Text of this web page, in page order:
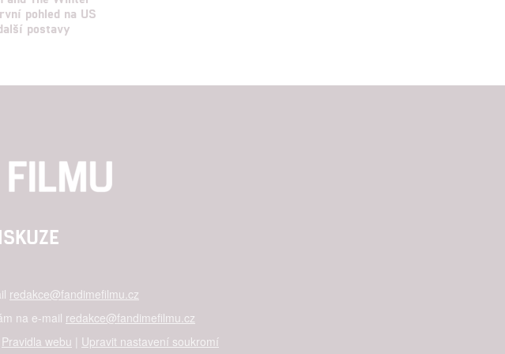
pohled na US
postavy
redakce@fandimefilmu.cz
na e-mail redakce@fandimefilmu.cz
Pravidla webu | Upravit nastavení soukromí